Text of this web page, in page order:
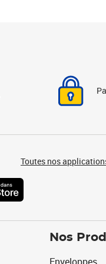
Toutes nos
Nos